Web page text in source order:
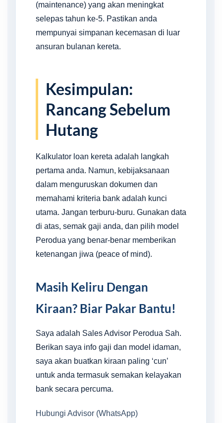
(maintenance) yang akan meningkat
selepas tahun ke-5. Pastikan anda
mempunyai simpanan kecemasan di luar
ansuran bulanan kereta.
Kesimpulan:
Rancang Sebelum
Hutang
Kalkulator loan kereta adalah langkah
pertama anda. Namun, kebijaksanaan
dalam menguruskan dokumen dan
memahami kriteria bank adalah kunci
utama. Jangan terburu-buru. Gunakan data
di atas, semak gaji anda, dan pilih model
Perodua yang benar-benar memberikan
ketenangan jiwa (peace of mind).
Masih Keliru Dengan
Kiraan? Biar Pakar Bantu!
Saya adalah Sales Advisor Perodua Sah.
Berikan saya info gaji dan model idaman,
saya akan buatkan kiraan paling ‘cun’
untuk anda termasuk semakan kelayakan
bank secara percuma.
Hubungi Advisor (WhatsApp)